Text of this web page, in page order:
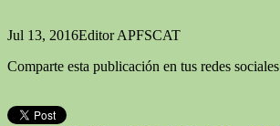
Jul 13, 2016Editor APFSCAT
Comparte esta publicación en tus redes sociales